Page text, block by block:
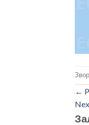
←